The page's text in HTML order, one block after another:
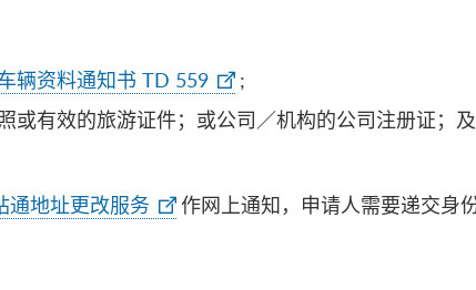
辆资料通知书 TD 559
;
或有效的旅游证件；或公司／机构的公司注册证；及
通地址更改服务 作网上通知，申请人需要递交身